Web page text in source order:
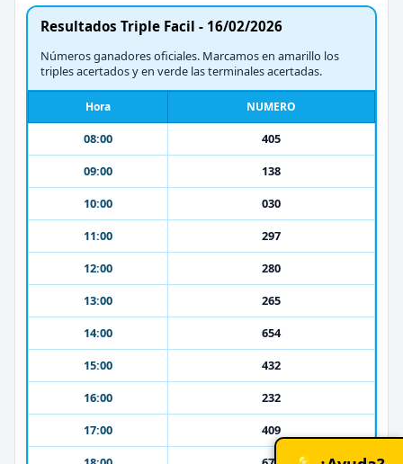
Resultados Triple Facil - 16/02/2026
Números ganadores oficiales. Marcamos en amarillo los
triples acertados y en verde las terminales acertadas.
Hora NUMERO
08:00
405
09:00
138
10:00
030
11:00
297
12:00
280
13:00
265
14:00
654
15:00
432
16:00
232
17:00
409